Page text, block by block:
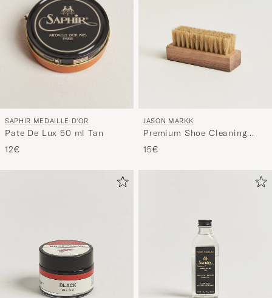
SAPHIR MEDAILLE D'OR
Pate De Lux 50 ml Tan
12€
JASON MARKK
Premium Shoe Cleaning
Brush
15€